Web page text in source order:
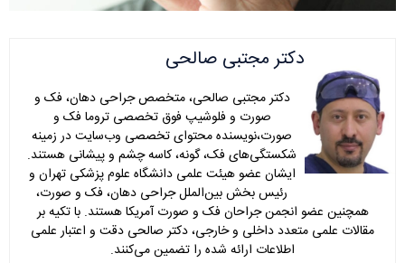
دکتر مجتبی صالحی
دکتر مجتبی صالحی، متخصص جراحی دهان، فک و
صورت و فلوشیپ فوق تخصصی تروما فک و
صورت،نویسنده محتوای تخصصی وب‌سایت در زمینه
شکستگی‌های فک، گونه، کاسه چشم و پیشانی هستند.
ایشان عضو هیئت علمی دانشگاه علوم پزشکی تهران و
رئیس بخش بین‌الملل جراحی دهان، فک و صورت،
همچنین عضو انجمن جراحان فک و صورت آمریکا هستند. با تکیه بر
مقالات علمی متعدد داخلی و خارجی، دکتر صالحی دقت و اعتبار علمی
اطلاعات ارائه شده را تضمین می‌کنند.